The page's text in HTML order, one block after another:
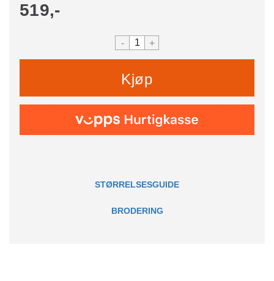
519,-
- +
Kjøp
STØRRELSESGUIDE
BRODERING